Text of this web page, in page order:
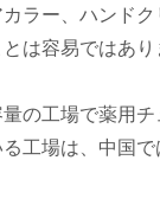
ラー、ハンド
は容易ではあり
の工場で薬用
工場は、中国